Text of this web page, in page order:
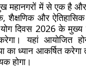
महानगरों में से एक है
शैक्षणिक और ऐतिहासिक
दिवस 2026 के मुख्य
यहां आयोजित होने
का ध्यान आकर्षित
होगा।